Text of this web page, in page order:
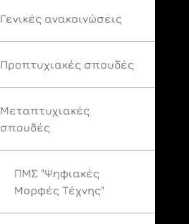
Γενικές ανακοινώσεις
Προπτυχιακές σπουδές
Μεταπτυχιακές
σπουδές
ΠΜΣ "Ψηφιακές
Μορφές Τέχνης"